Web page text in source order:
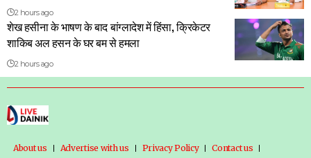
2 hours ago
शेख हसीना के भाषण के बाद बांग्लादेश में हिंसा, क्रिकेटर
शाकिब अल हसन के घर बम से हमला
2 hours ago
About us Advertise with us Privacy Policy Contact us